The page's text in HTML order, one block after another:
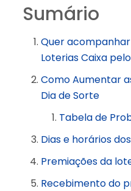
Sumário
Quer
Loterias Caixa
Como Aumentar
Dia de Sorte
Tabela de
Dias e horários
Premiações da
Recebimento do